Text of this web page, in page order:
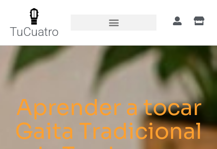
TuCuatro
Aprender a tocar
Gaita Tradicional